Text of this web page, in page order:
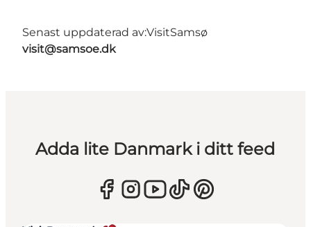
Senast uppdaterad av:VisitSamsø
visit@samsoe.dk
Adda lite Danmark i ditt feed